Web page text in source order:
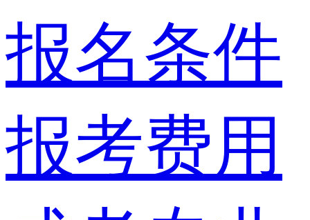
报名条件
报考费用